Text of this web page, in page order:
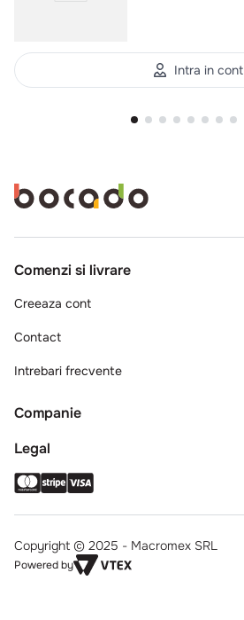
Intra in cont
Comenzi si livrare
Creeaza cont
Contact
Intrebari frecvente
Companie
Legal
Copyright © 2025 - Macromex SRL
Powered by